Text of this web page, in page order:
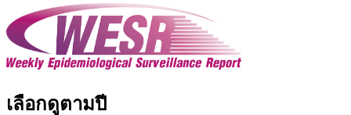
เลือกดูตามปี